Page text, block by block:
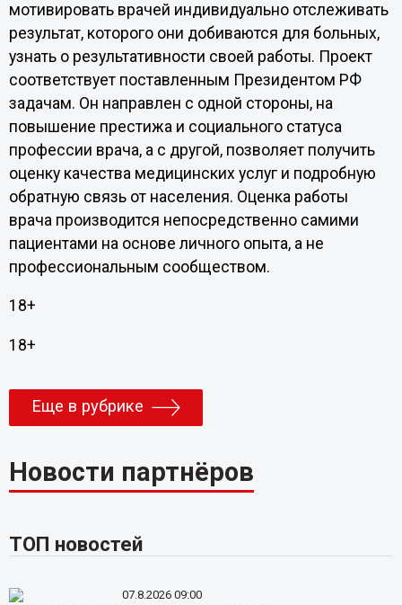
мотивировать врачей индивидуально отслеживать
результат, которого они добиваются для больных,
узнать о результативности своей работы. Проект
соответствует поставленным Президентом РФ
задачам. Он направлен с одной стороны, на
повышение престижа и социального статуса
профессии врача, а с другой, позволяет получить
оценку качества медицинских услуг и подробную
обратную связь от населения. Оценка работы
врача производится непосредственно самими
пациентами на основе личного опыта, а не
профессиональным сообществом.
18+
18+
Еще в рубрике
Новости партнёров
ТОП новостей
07.8.2026 09:00